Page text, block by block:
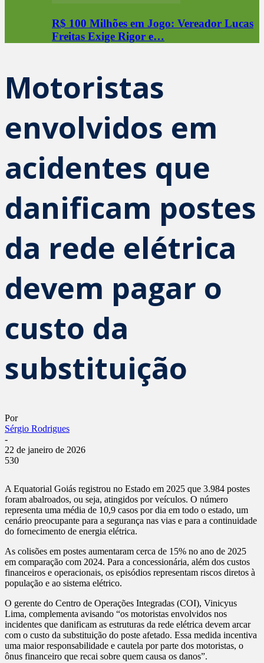
R$ 100 Milhões em Jogo: Vereador Lucas
Freitas Exige Rigor e…
Motoristas
envolvidos em
acidentes que
danificam postes
da rede elétrica
devem pagar o
custo da
substituição
Por
Sérgio Rodrigues
-
22 de janeiro de 2026
530
A Equatorial Goiás registrou no Estado em 2025 que 3.984 postes
foram abalroados, ou seja, atingidos por veículos. O número
representa uma média de 10,9 casos por dia em todo o estado, um
cenário preocupante para a segurança nas vias e para a continuidade
do fornecimento de energia elétrica.
As colisões em postes aumentaram cerca de 15% no ano de 2025
em comparação com 2024. Para a concessionária, além dos custos
financeiros e operacionais, os episódios representam riscos diretos à
população e ao sistema elétrico.
O gerente do Centro de Operações Integradas (COI), Vinicyus
Lima, complementa avisando “os motoristas envolvidos nos
incidentes que danificam as estruturas da rede elétrica devem arcar
com o custo da substituição do poste afetado. Essa medida incentiva
uma maior responsabilidade e cautela por parte dos motoristas, o
ônus financeiro que recai sobre quem causa os danos”.